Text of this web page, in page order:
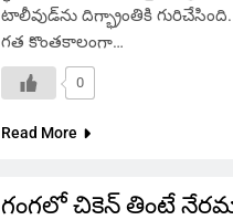
టాలీవుడ్‌ను దిగ్భ్రాంతికి
గత కొంతకాలంగా…
0
Read More
గంగలో చికెన్ తింటే